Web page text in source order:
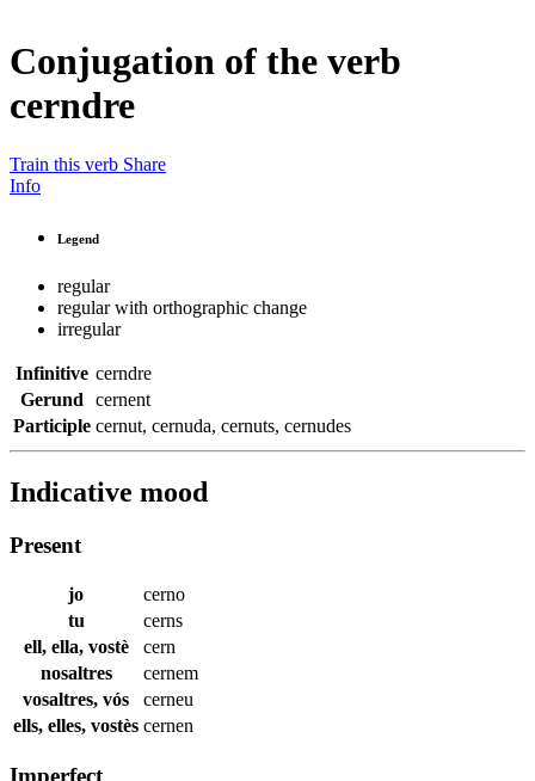
Conjugation of the verb
cerndre
Train this verb Share
Info
Legend
regular
regular with orthographic change
irregular
Infinitive cerndre
Gerund
cernent
Participle cernut, cernuda, cernuts, cernudes
Indicative mood
Present
jo
cerno
tu
cerns
ell, ella, vostè
cern
nosaltres
cernem
vosaltres, vós
cerneu
ells, elles, vostès cernen
Imperfect